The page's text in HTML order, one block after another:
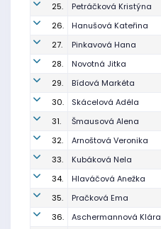
25.
Petráčková Kristýna
26.
Hanušová Kateřina
27.
Pinkavová Hana
28.
Novotná Jitka
29.
Bídová Markéta
30.
Skácelová Adéla
31.
Šmausová Alena
32.
Arnoštová Veronika
33.
Kubáková Nela
34.
Hlaváčová Anežka
35.
Pračková Ema
36.
Aschermannová Klára